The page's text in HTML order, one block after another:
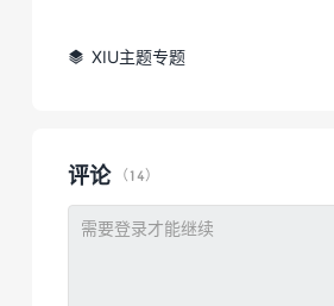
 XIU主题专题
评论（14）